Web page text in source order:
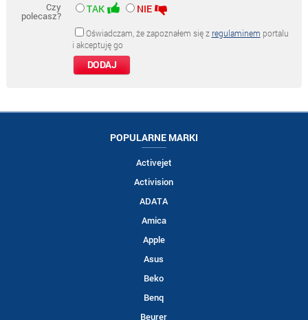
Czy
polecasz?
TAK NIE
Oświadczam, że zapoznałem się z regulaminem portalu
i akceptuję go
POPULARNE MARKI
Activejet
Activision
ADATA
Amica
Apple
Asus
Beko
Benq
Beurer